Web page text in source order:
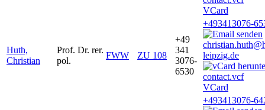
VCard
Huth,
Christian
Prof. Dr. rer.
pol.
FWW ZU 108
+49
341
3076-
6530
+493413076-
leipzig.de
VCard
+493413076-